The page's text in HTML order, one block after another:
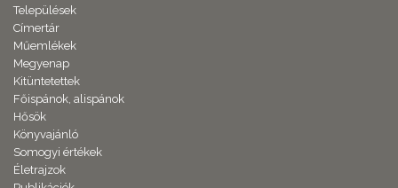
Települések
Címertár
Műemlékek
Megyenap
Kitüntetettek
Főispánok, alispánok
Hősök
Könyvajánló
Somogyi értékek
Életrajzok